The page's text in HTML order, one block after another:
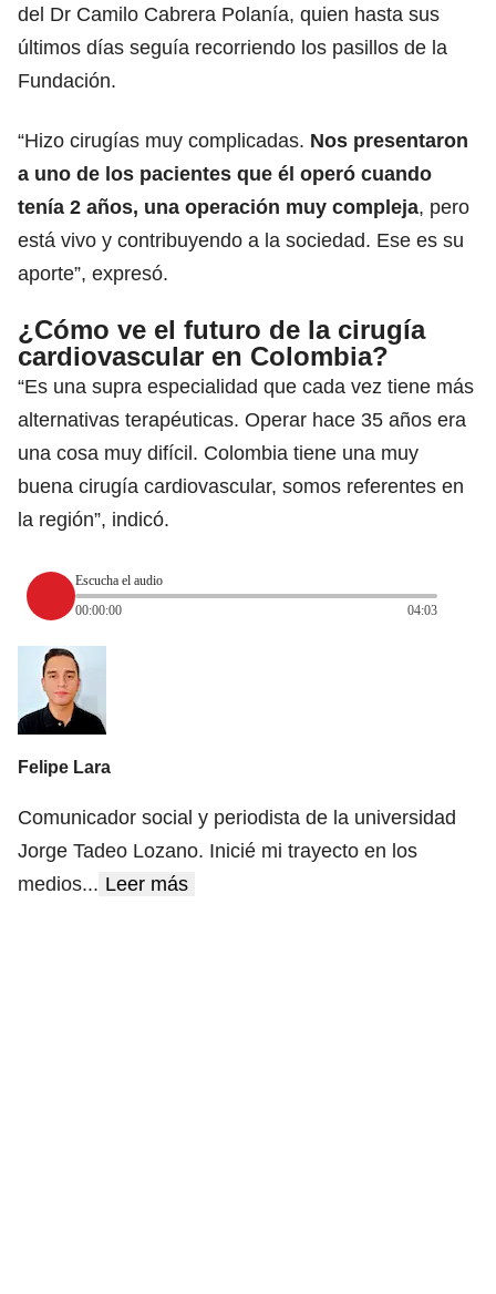
del Dr Camilo Cabrera Polanía, quien hasta sus
últimos días seguía recorriendo los pasillos de la
Fundación.
“Hizo cirugías muy complicadas. Nos presentaron
a uno de los pacientes que él operó cuando
tenía 2 años, una operación muy compleja, pero
está vivo y contribuyendo a la sociedad. Ese es su
aporte”, expresó.
¿Cómo ve el futuro de la cirugía
cardiovascular en Colombia?
“Es una supra especialidad que cada vez tiene más
alternativas terapéuticas. Operar hace 35 años era
una cosa muy difícil. Colombia tiene una muy
buena cirugía cardiovascular, somos referentes en
la región”, indicó.
Escucha el audio
00:00:00
04:03
Felipe Lara
Comunicador social y periodista de la universidad
Jorge Tadeo Lozano. Inicié mi trayecto en los
medios... Leer más